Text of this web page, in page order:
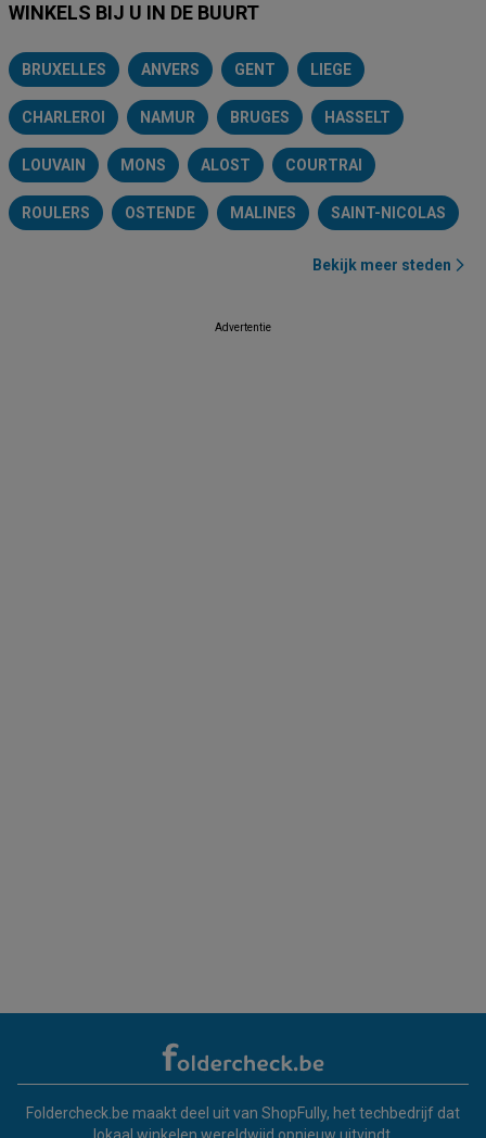
WINKELS BIJ U IN DE BUURT
BRUXELLES ANVERS GENT LIEGE
CHARLEROI NAMUR BRUGES HASSELT
LOUVAIN MONS ALOST COURTRAI
ROULERS OSTENDE MALINES SAINT-NICOLAS
Bekijk meer steden
Advertentie
Foldercheck.be maakt deel uit van ShopFully, het techbedrijf dat